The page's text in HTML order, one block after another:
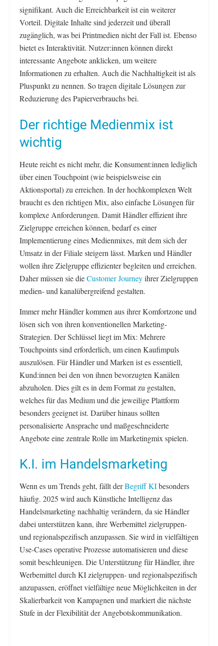
signifikant. Auch die Erreichbarkeit ist ein weiterer
Vorteil. Digitale Inhalte sind jederzeit und überall
zugänglich, was bei Printmedien nicht der Fall ist. Ebenso
bietet es Interaktivität. Nutzer:innen können direkt
interessante Angebote anklicken, um weitere
Informationen zu erhalten. Auch die Nachhaltigkeit ist als
Pluspunkt zu nennen. So tragen digitale Lösungen zur
Reduzierung des Papierverbrauchs bei.
Der richtige Medienmix ist
wichtig
Heute reicht es nicht mehr, die Konsument:innen lediglich
über einen Touchpoint (wie beispielsweise ein
Aktionsportal) zu erreichen. In der hochkomplexen Welt
braucht es den richtigen Mix, also einfache Lösungen für
komplexe Anforderungen. Damit Händler effizient ihre
Zielgruppe erreichen können, bedarf es einer
Implementierung eines Medienmixes, mit dem sich der
Umsatz in der Filiale steigern lässt. Marken und Händler
wollen ihre Zielgruppe effizienter begleiten und erreichen.
Daher müssen sie dieCustomer Journeyihrer Zielgruppen
medien- und kanalübergreifend gestalten.
Immer mehr Händler kommen aus ihrer Komfortzone und
lösen sich von ihren konventionellen Marketing-
Strategien. Der Schlüssel liegt im Mix: Mehrere
Touchpoints sind erforderlich, um einen Kaufimpuls
auszulösen. Für Händler und Marken ist es essentiell,
Kund:innen bei den von ihnen bevorzugten Kanälen
abzuholen. Dies gilt es in dem Format zu gestalten,
welches für das Medium und die jeweilige Plattform
besonders geeignet ist. Darüber hinaus sollten
personalisierte Ansprache und maßgeschneiderte
Angebote eine zentrale Rolle im Marketingmix spielen.
K.I. im Handelsmarketing
Wenn es um Trends geht, fällt derBegriff KIbesonders
häufig. 2025 wird auch Künstliche Intelligenz das
Handelsmarketing nachhaltig verändern, da sie Händler
dabei unterstützen kann, ihre Werbemittel zielgruppen-
und regionalspezifisch anzupassen. Sie wird in vielfältigen
Use-Cases operative Prozesse automatisieren und diese
somit beschleunigen. Die Unterstützung für Händler, ihre
Werbemittel durch KI zielgruppen- und regionalspezifisch
anzupassen, eröffnet vielfältige neue Möglichkeiten in der
Skalierbarkeit von Kampagnen und markiert die nächste
Stufe in der Flexibilität der Angebotskommunikation.